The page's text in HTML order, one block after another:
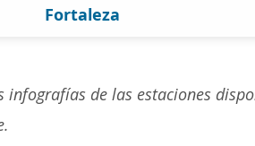
Fortaleza
infografías de las estaciones